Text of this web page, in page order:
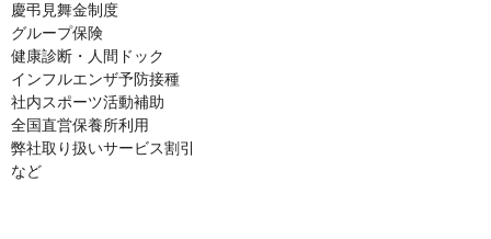
慶弔見舞金制度
グループ保険
健康診断・人間ドック
インフルエンザ予防接種
社内スポーツ活動補助
全国直営保養所利用
弊社取り扱いサービス割引